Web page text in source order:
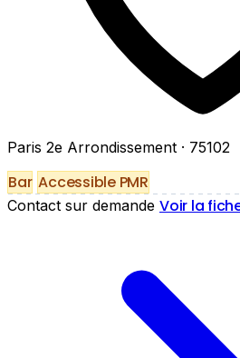
Paris 2e Arrondissement · 75102
Bar Accessible PMR
Contact sur demande Voir la